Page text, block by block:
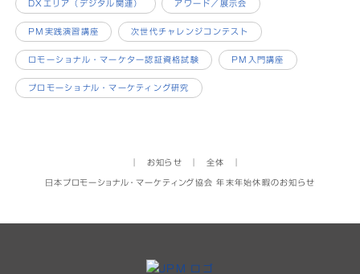
DXエリア（デジタル関連） アワード／展示会
PM実践演習講座 次世代チャレンジコンテスト
ロモーショナル・マーケター認証資格試験 PM入門講座
プロモーショナル・マーケティング研究
お知らせ 全体
日本プロモーショナル・マーケティング協会 年末年始休暇のお知らせ